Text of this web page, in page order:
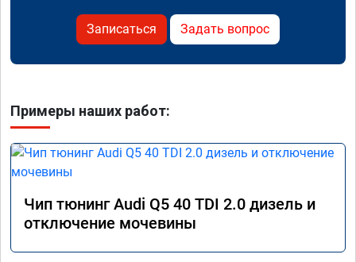
Записаться Задать вопрос
Примеры наших работ:
Чип тюнинг Audi Q5 40 TDI 2.0 дизель и
отключение мочевины